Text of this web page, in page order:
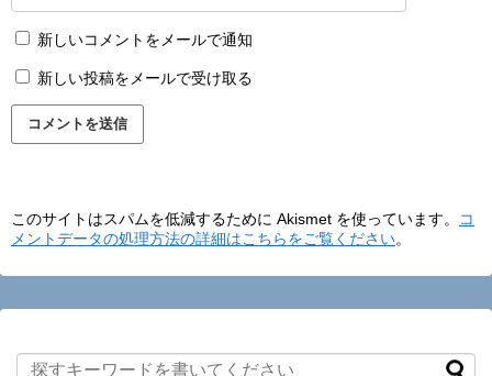
新しいコメントをメールで通知
新しい投稿をメールで受け取る
このサイトはスパムを低減するために Akismet を使っています。
コ
メントデータの処理方法の詳細はこちらをご覧ください。